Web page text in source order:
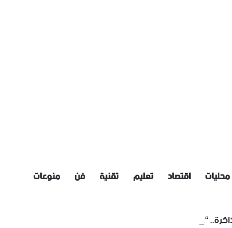
محليات اقتصاد تعليم تقنية فن منوعات
“غوغل” تؤكد ارتفاع أسعار هواتف سلسلة بيكسل 11